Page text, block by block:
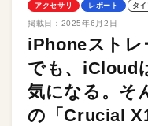
アクセサリ レポート タ
掲載日： 2025年6月2日
iPhoneストレ
でも、iCloud
気になる。そ
の「Crucial